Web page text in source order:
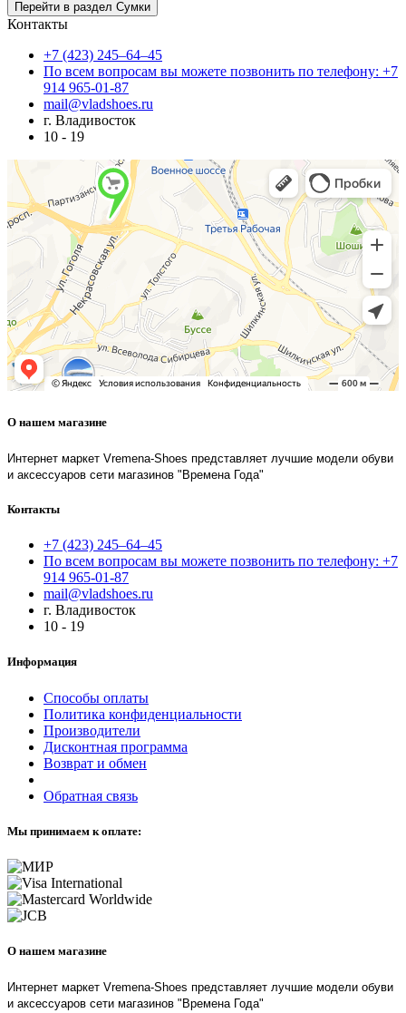
Контакты
+7 (423) 245–64–45
По всем вопросам вы можете позвонить по телефону: +7
914 965-01-87
mail@vladshoes.ru
г. Владивосток
10 - 19
О нашем магазине
Интернет маркет Vremena-Shoes представляет лучшие модели обуви
и аксессуаров сети магазинов "Времена Года"
Контакты
+7 (423) 245–64–45
По всем вопросам вы можете позвонить по телефону: +7
914 965-01-87
mail@vladshoes.ru
г. Владивосток
10 - 19
Информация
Способы оплаты
Политика конфиденциальности
Производители
Дисконтная программа
Возврат и обмен
Обратная связь
Мы принимаем к оплате:
О нашем магазине
Интернет маркет Vremena-Shoes представляет лучшие модели обуви
и аксессуаров сети магазинов "Времена Года"